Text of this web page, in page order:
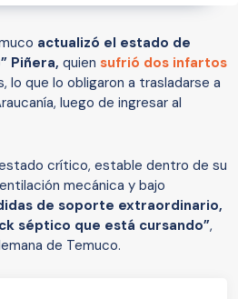
actualizó el estado de
Piñera, quien sufrió dos infartos
lo que lo obligaron a trasladarse a
luego de ingresar al
crítico, estable dentro de su
mecánica y bajo
de soporte extraordinario,
séptico que está cursando”,
de Temuco.